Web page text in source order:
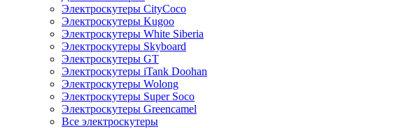
Электроскутеры CityCoco
Электроскутеры Kugoo
Электроскутеры White Siberia
Электроскутеры Skyboard
Электроскутеры GT
Электроскутеры iTank Doohan
Электроскутеры Wolong
Электроскутеры Super Soco
Электроскутеры Greencamel
Все электроскутеры